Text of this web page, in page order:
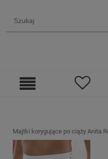
Majtki korygujące po ciąży Anita